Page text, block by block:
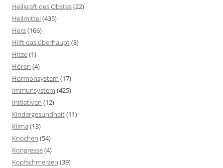
Heilkraft des Obstes(22)
Heilmittel(435)
Herz(166)
Hilft das überhaupt(8)
Hitze(1)
Hören (4)
Hormonsystem (17)
Immunsystem (425)
Initiativen (12)
Kindergesundheit(11)
Klima (13)
Knochen (54)
Kongresse(4)
Kopfschmerzen (39)